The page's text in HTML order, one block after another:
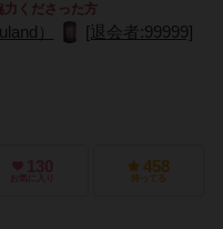
力くださった方
） [退会者:99999]
130
お気に入り
458
持ってる